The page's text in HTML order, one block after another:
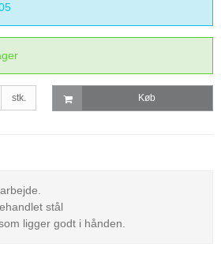
stk. Køb
stål
ligger godt i hånden.